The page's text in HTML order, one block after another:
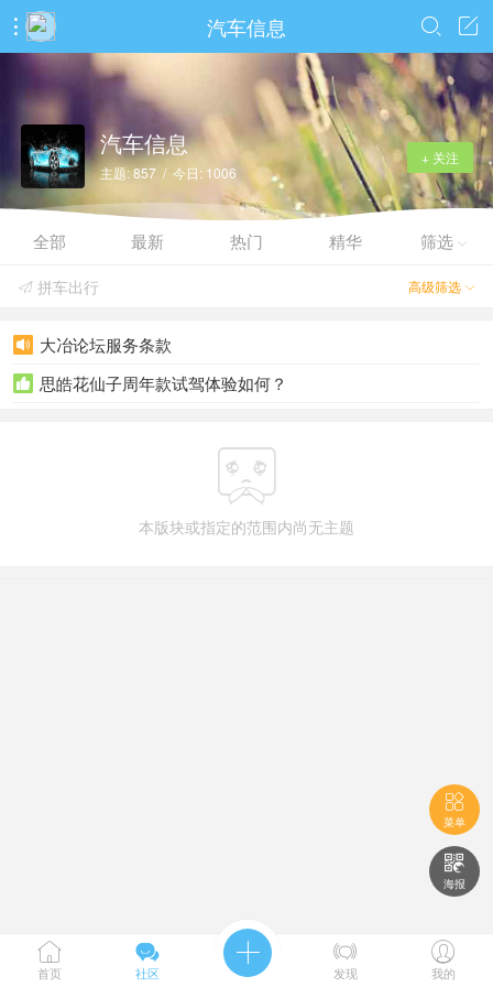
 汽车信息 

+ 关注
汽车信息
主题: 857 / 今日: 1006
全部 最新 热门 精华 筛选 
高级筛选 
 拼车出行
 大冶论坛服务条款
 思皓花仙子周年款试驾体验如何？

本版块或指定的范围内尚无主题

菜单

海报

首页

社区
 
发现

我的